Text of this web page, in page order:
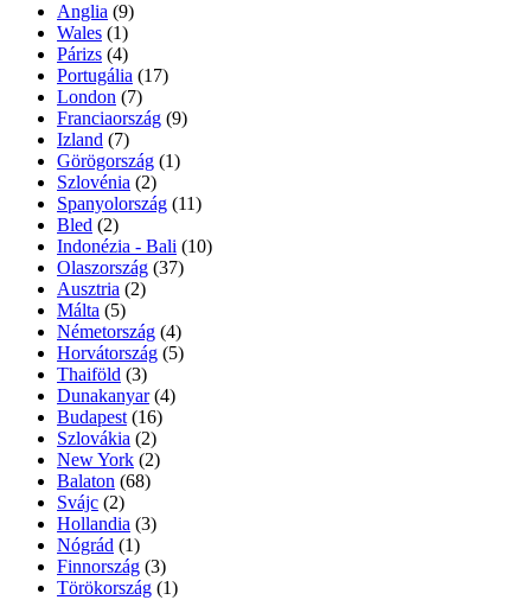
Anglia (9)
Wales (1)
Párizs (4)
Portugália (17)
London (7)
Franciaország (9)
Izland (7)
Görögország (1)
Szlovénia (2)
Spanyolország (11)
Bled (2)
Indonézia - Bali (10)
Olaszország (37)
Ausztria (2)
Málta (5)
Németország (4)
Horvátország (5)
Thaiföld (3)
Dunakanyar (4)
Budapest (16)
Szlovákia (2)
New York (2)
Balaton (68)
Svájc (2)
Hollandia (3)
Nógrád (1)
Finnország (3)
Törökország (1)